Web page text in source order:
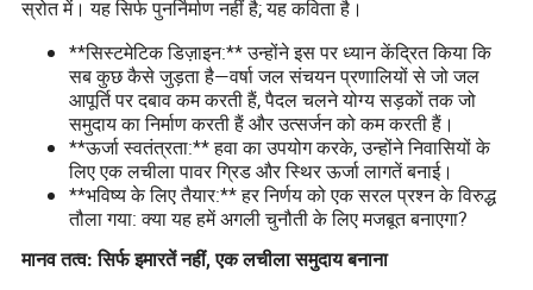
स्रोत में। यह सिर्फ पुनर्निर्माण नहीं है; यह कविता है।
**सिस्टमेटिक डिज़ाइन:** उन्होंने इस पर ध्यान केंद्रित किया कि
सब कुछ कैसे जुड़ता है—वर्षा जल संचयन प्रणालियों से जो जल
आपूर्ति पर दबाव कम करती हैं, पैदल चलने योग्य सड़कों तक जो
समुदाय का निर्माण करती हैं और उत्सर्जन को कम करती हैं।
**ऊर्जा स्वतंत्रता:** हवा का उपयोग करके, उन्होंने निवासियों के
लिए एक लचीला पावर ग्रिड और स्थिर ऊर्जा लागतें बनाई।
**भविष्य के लिए तैयार:** हर निर्णय को एक सरल प्रश्न के विरुद्ध
तौला गया: क्या यह हमें अगली चुनौती के लिए मजबूत बनाएगा?
मानव तत्व: सिर्फ इमारतें नहीं, एक लचीला समुदाय बनाना